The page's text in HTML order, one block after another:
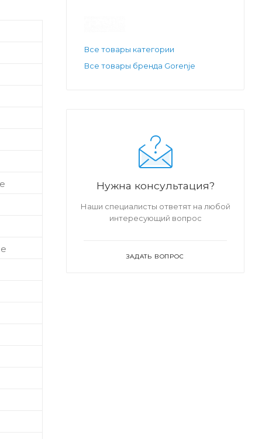
Все товары категории
Все товары бренда Gorenje
Нужна консультация?
Наши специалисты ответят на любой
интересующий вопрос
ЗАДАТЬ ВОПРОС